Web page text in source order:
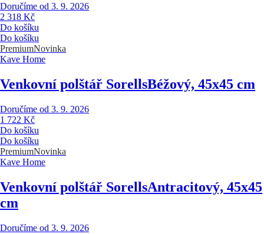
Doručíme od 3. 9. 2026
2 318 Kč
Do košíku
Do košíku
PremiumNovinka
Kave Home
Venkovní polštář SorellsBéžový, 45x45 cm
Doručíme od 3. 9. 2026
1 722 Kč
Do košíku
Do košíku
PremiumNovinka
Kave Home
Venkovní polštář SorellsAntracitový, 45x45
cm
Doručíme od 3. 9. 2026